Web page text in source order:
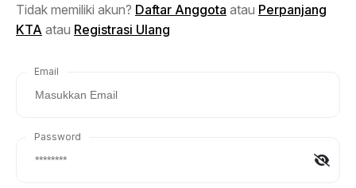
Tidak memiliki akun? Daftar Anggota atau Perpanjang
KTA atau Registrasi Ulang
Email
Password